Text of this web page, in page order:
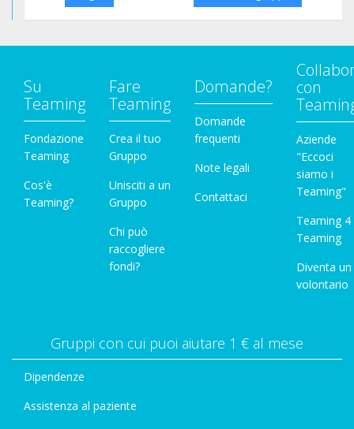
Su
Teaming
Fondazione
Teaming
Cos'è
Teaming?
Fare
Teaming
Crea il tuo
Gruppo
Unisciti a un
Gruppo
Chi può
raccogliere
fondi?
Domande?
Domande
frequenti
Note legali
Contattaci
con
Aziende
"Eccoci
siamo i
Teaming"
Teaming 4
Teaming
Diventa un
volontario
Gruppi con cui puoi aiutare 1 € al mese
Dipendenze
Assistenza al paziente